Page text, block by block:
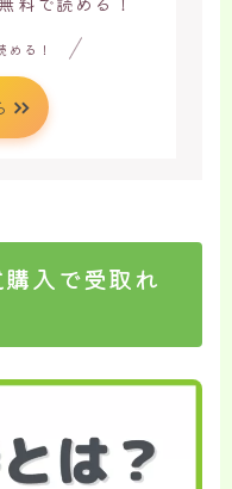
める！
入で受取れ